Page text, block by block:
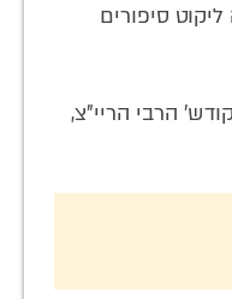
ליקוט סיפורים
הרבי הריי"צ,